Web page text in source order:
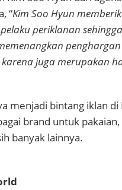
“Kim Soo Hyun
periklanan
juga merupakan
menjadi bintang iklan di
brand untuk
banyak lainnya.